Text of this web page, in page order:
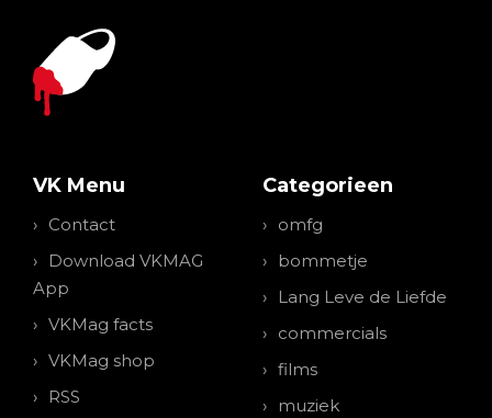
VK Menu
Contact
Download VKMAG
App
VKMag facts
VKMag shop
RSS
Categorieen
omfg
bommetje
Lang Leve de Liefde
commercials
films
muziek